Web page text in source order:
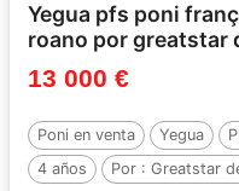
Yegua pfs poni
roano por greatstar
13 000 €
Poni en venta Yegua
4 años
Por : Greatstar